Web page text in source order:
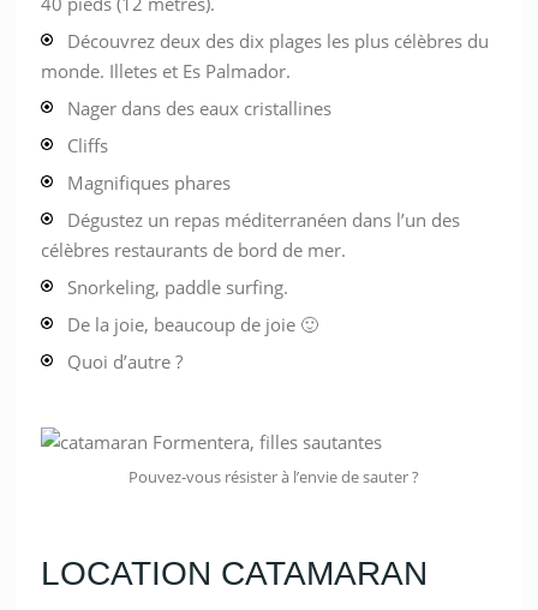
Découvrez deux des dix plages les plus célèbres du
monde. Illetes et Es Palmador.
Nager dans des eaux cristallines
Cliffs
Magnifiques phares
Dégustez un repas méditerranéen dans l’un des
célèbres restaurants de bord de mer.
Snorkeling, paddle surfing.
De la joie, beaucoup de joie 🙂
Quoi d’autre ?
Pouvez-vous résister à l’envie de sauter ?
LOCATION CATAMARAN